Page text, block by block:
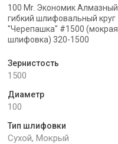
100 Mr. Экономик Алмазный
гибкий шлифовальный круг
"Черепашка" #1500 (мокрая
шлифовка) 320-1500
Зернистость
1500
Диаметр
100
Тип шлифовки
Сухой, Мокрый